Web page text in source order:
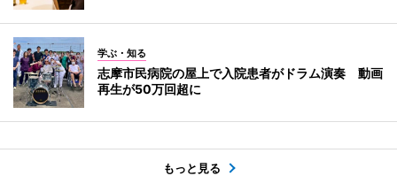
学ぶ・知る
志摩市民病院の屋上で入院患者がドラム演奏 動画
再生が50万回超に
もっと見る